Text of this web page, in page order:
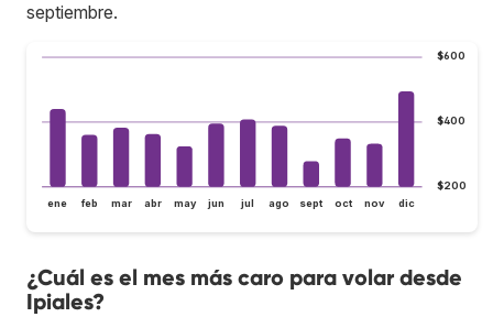
septiembre.
$200
$400
$600
ene feb mar abr may jun jul ago sept oct nov dic
¿Cuál es el mes más caro para volar desde
Ipiales?